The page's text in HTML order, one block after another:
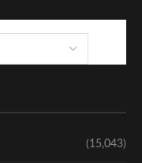
(15,043)